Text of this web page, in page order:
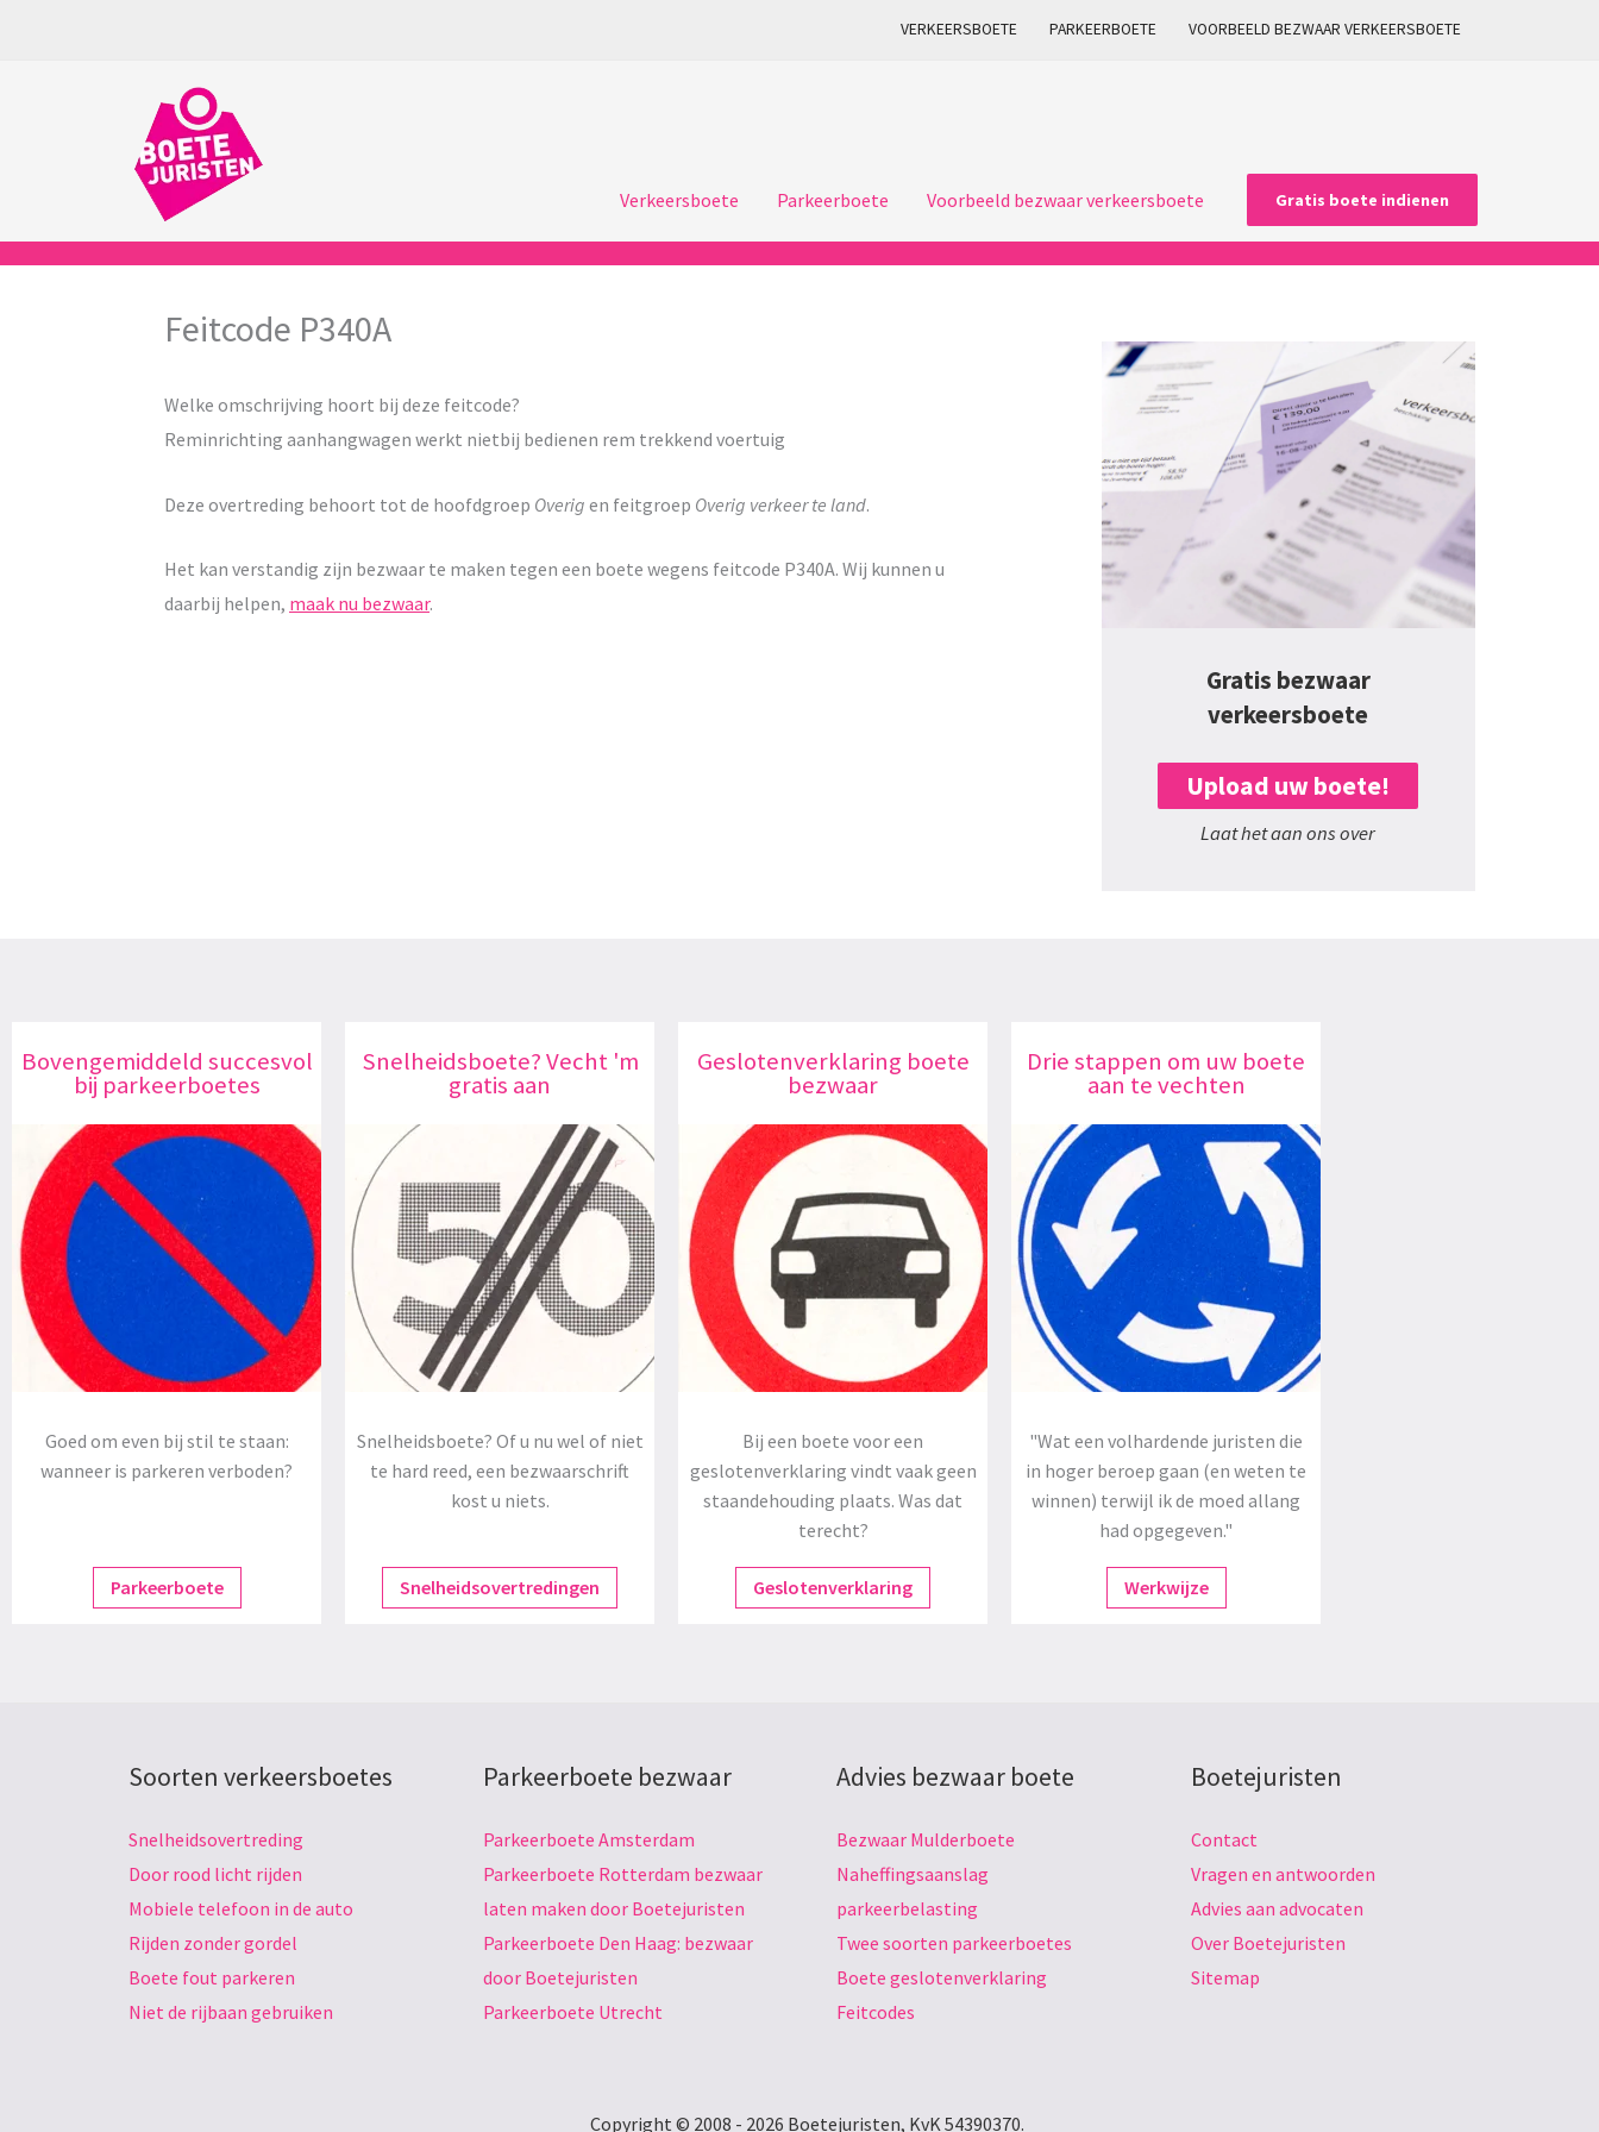
VERKEERSBOETE PARKEERBOETE VOORBEELD BEZWAAR VERKEERSBOETE
Verkeersboete Parkeerboete Voorbeeld bezwaar verkeersboete Gratis boete indienen
Feitcode P340A
Welke omschrijving hoort bij deze feitcode?
Reminrichting aanhangwagen werkt nietbij bedienen rem trekkend voertuig
Deze overtreding behoort tot de hoofdgroep Overig en feitgroep Overig verkeer te land.
Het kan verstandig zijn bezwaar te maken tegen een boete wegens feitcode P340A. Wij kunnen u
daarbij helpen, maak nu bezwaar.
Gratis bezwaar
verkeersboete
Upload uw boete!
Laat het aan ons over
Bovengemiddeld succesvol
bij parkeerboetes
Goed om even bij stil te staan:
wanneer is parkeren verboden?
Parkeerboete
Snelheidsboete? Vecht 'm
gratis aan
Snelheidsboete? Of u nu wel of niet
te hard reed, een bezwaarschrift
kost u niets.
Snelheidsovertredingen
Geslotenverklaring boete
bezwaar
Bij een boete voor een
geslotenverklaring vindt vaak geen
staandehouding plaats. Was dat
terecht?
Geslotenverklaring
Drie stappen om uw boete
aan te vechten
"Wat een volhardende juristen die
in hoger beroep gaan (en weten te
winnen) terwijl ik de moed allang
had opgegeven."
Werkwijze
Soorten verkeersboetes
Snelheidsovertreding
Door rood licht rijden
Mobiele telefoon in de auto
Rijden zonder gordel
Boete fout parkeren
Niet de rijbaan gebruiken
Parkeerboete bezwaar
Parkeerboete Amsterdam
Parkeerboete Rotterdam bezwaar
laten maken door Boetejuristen
Parkeerboete Den Haag: bezwaar
door Boetejuristen
Parkeerboete Utrecht
Advies bezwaar boete
Bezwaar Mulderboete
Naheffingsaanslag
parkeerbelasting
Twee soorten parkeerboetes
Boete geslotenverklaring
Feitcodes
Boetejuristen
Contact
Vragen en antwoorden
Advies aan advocaten
Over Boetejuristen
Sitemap
Copyright © 2008 - 2026 Boetejuristen, KvK 54390370.